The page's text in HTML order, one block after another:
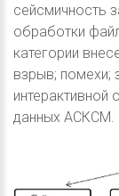
сейсмичность
обработки
категории
взрыв; помехи;
интерактивной
данных АСКСМ.